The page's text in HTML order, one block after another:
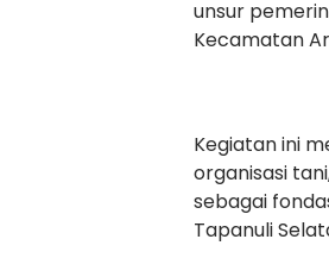
unsur
Kecamatan
Kegiatan ini
organisasi
sebagai
Tapanuli